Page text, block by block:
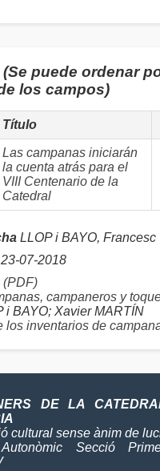
puede ordenar
los campos)
Título
Las campanas iniciarán
la cuenta atrás para el
VIII Centenario de la
Catedral
LLOP i BAYO, Francesc
23-07-2018
(PDF)
campaneros y
i BAYO; Xavier MARTÍN
los inventarios de
DE LA
cultural sense ànim de
Secció